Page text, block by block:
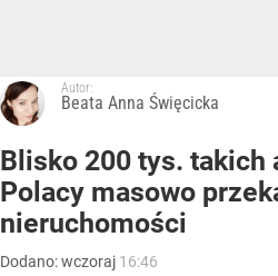
Autor:
Beata Anna Święcicka
Blisko 200 tys. takich
Polacy masowo
nieruchomości
Dodano:wczoraj 16:46